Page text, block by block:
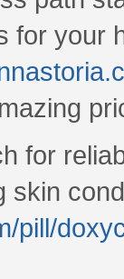
for your
for
skin
pill/